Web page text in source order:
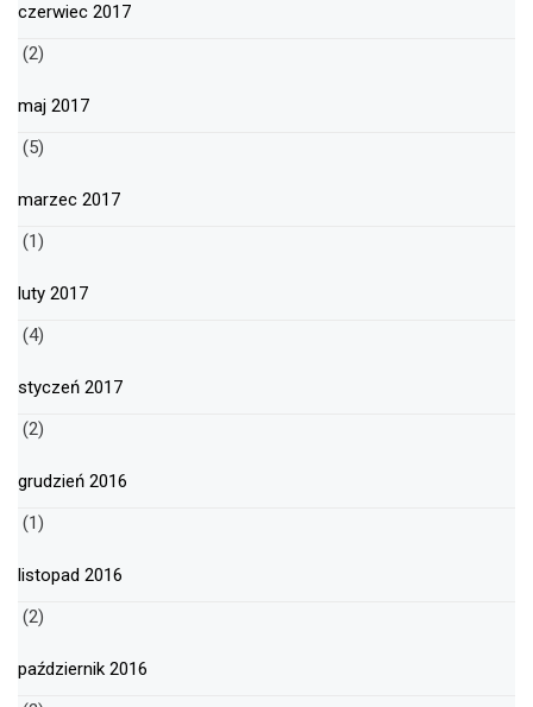
czerwiec 2017
(2)
maj 2017
(5)
marzec 2017
(1)
luty 2017
(4)
styczeń 2017
(2)
grudzień 2016
(1)
listopad 2016
(2)
październik 2016